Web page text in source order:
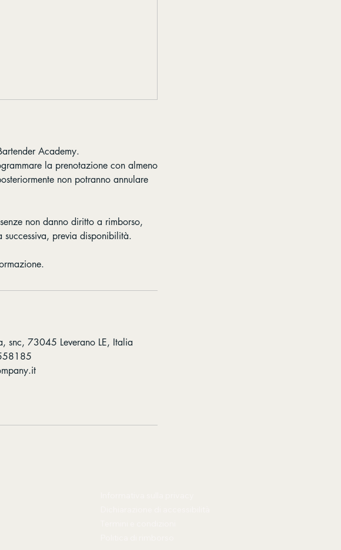
Academy.
la prenotazione con almeno
non potranno annulare
non danno diritto a rimborso,
successiva, previa disponibilità.
snc, 73045 Leverano LE, Italia